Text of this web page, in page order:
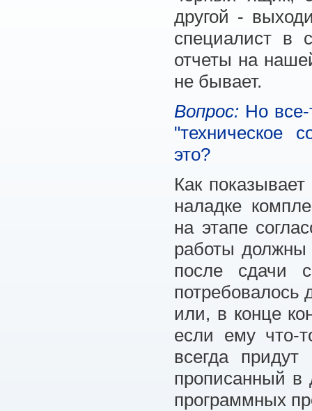
другой -
специалист в
отчеты на
не бывает.
Вопрос: Но все-
"техническое
это?
Как
наладке
на этапе
работы должны
после сдачи
потребовалось
или, в конце
если ему что-
всегда
прописанный в
программных